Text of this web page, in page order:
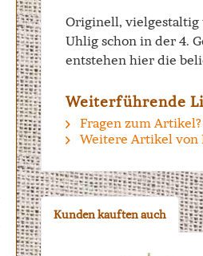
Originell, vielgestaltig
Uhlig schon in der 4.
entstehen hier die
Weiterführende
Fragen zum Artikel?
Weitere Artikel von
Kunden kauften auch